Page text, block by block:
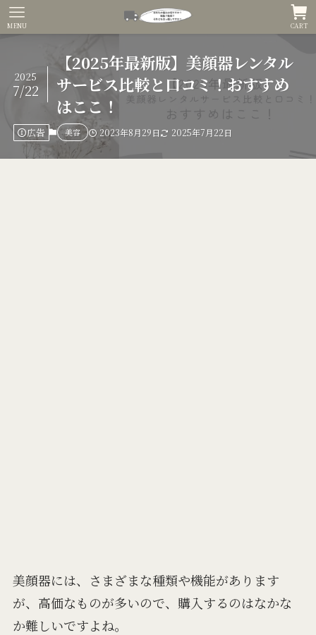
CART
MENU
【2025年最新版】美顔器レンタル
サービス比較と口コミ！おすすめ
はここ！
2025
7/22
広告 美容 2023年8月29日 2025年7月22日
美顔器には、さまざまな種類や機能があります
が、高価なものが多いので、購入するのはなかな
か難しいですよね。